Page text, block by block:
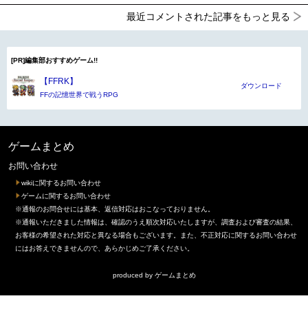
最近コメントされた記事をもっと見る
[PR]編集部おすすめゲーム!!
【FFRK】
FFの記憶世界で戦うRPG
ダウンロード
ゲームまとめ
お問い合わせ
wikiに関するお問い合わせ
ゲームに関するお問い合わせ
※通報のお問合せには基本、返信対応はおこなっておりません。
※通報いただきました情報は、確認のうえ順次対応いたしますが、調査および審査の結果、
お客様の希望された対応と異なる場合もございます。また、不正対応に関するお問い合わせ
にはお答えできませんので、あらかじめご了承ください。
produced by ゲームまとめ